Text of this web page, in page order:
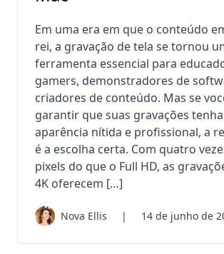
Em uma era em que o conteúdo
rei, a gravação de tela se tornou
ferramenta essencial para
gamers, demonstradores de
criadores de conteúdo. Mas se
garantir que suas gravações
aparência nítida e profissional, a
é a escolha certa. Com quatro
pixels do que o Full HD, as
4K oferecem […]
Nova Ellis | 14 de junho de